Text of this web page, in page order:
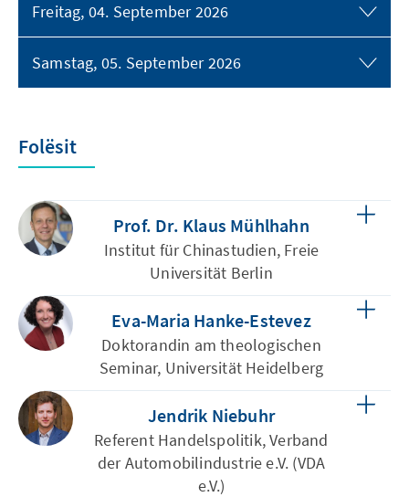
Freitag, 04. September 2026
Samstag, 05. September 2026
Folësit
Prof. Dr. Klaus Mühlhahn
Institut für Chinastudien, Freie
Universität Berlin
Eva-Maria Hanke-Estevez
Doktorandin am theologischen
Seminar, Universität Heidelberg
Jendrik Niebuhr
Referent Handelspolitik, Verband
der Automobilindustrie e.V. (VDA
e.V.)